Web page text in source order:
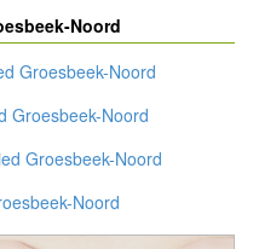
Noord
Groesbeek-Noord
Groesbeek-Noord
Groesbeek-Noord
Noord